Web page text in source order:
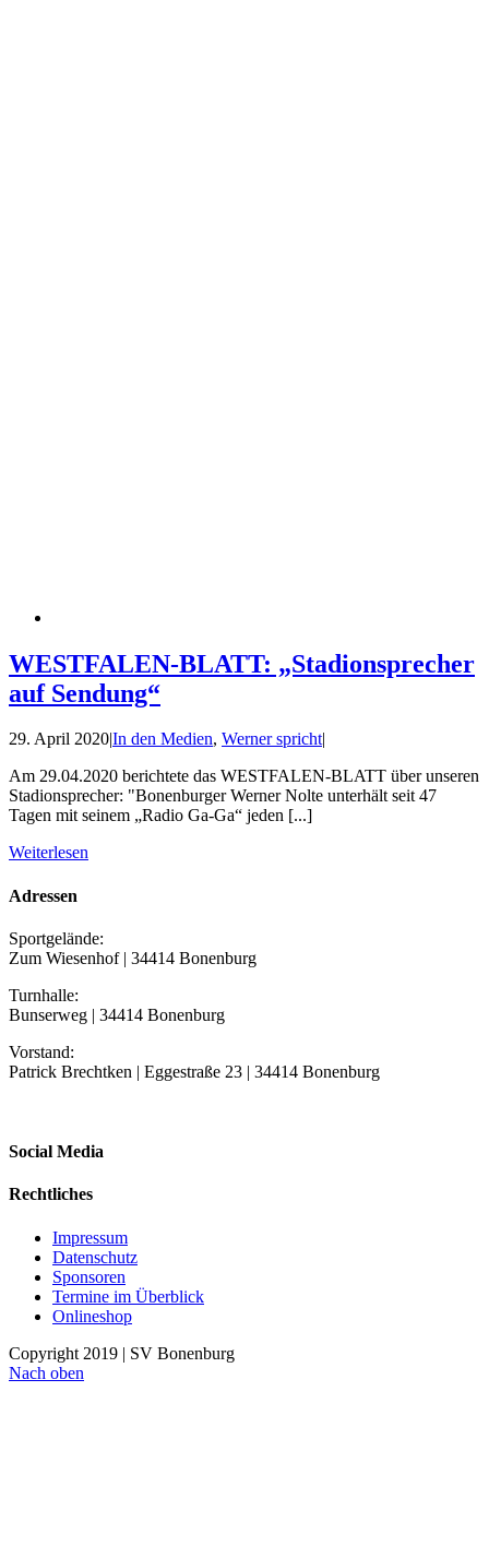
WESTFALEN-BLATT: „Stadionsprecher
auf Sendung“
29. April 2020|In den Medien, Werner spricht|
Am 29.04.2020 berichtete das WESTFALEN-BLATT über unseren
Stadionsprecher: "Bonenburger Werner Nolte unterhält seit 47
Tagen mit seinem „Radio Ga-Ga“ jeden [...]
Weiterlesen
Adressen
Sportgelände:
Zum Wiesenhof | 34414 Bonenburg
Turnhalle:
Bunserweg | 34414 Bonenburg
Vorstand:
Patrick Brechtken | Eggestraße 23 | 34414 Bonenburg
Social Media
Rechtliches
Impressum
Datenschutz
Sponsoren
Termine im Überblick
Onlineshop
Copyright 2019 | SV Bonenburg
Nach oben